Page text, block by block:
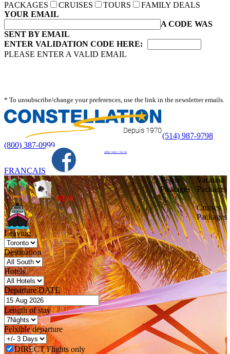
PACKAGES
CRUISES TOURS
FAMILY DEALS
YOUR EMAIL
A CODE WAS
SENT BY EMAIL
ENTER VALIDATION CODE HERE:
PLEASE ENTER A VALID EMAIL
* To unsubscribe/change your preferences, use the link in the newsletter emails.
(514) 987-9798
(800) 387-0999
aller vers / Go to
FRANÇAIS
Vacation
Packages
Vegas
Packages
NEW
Cruises
Packages
Leaving
Destination
Hotels
Departure DATE
Length of stay
Felxible departure
DIRECT Flights only